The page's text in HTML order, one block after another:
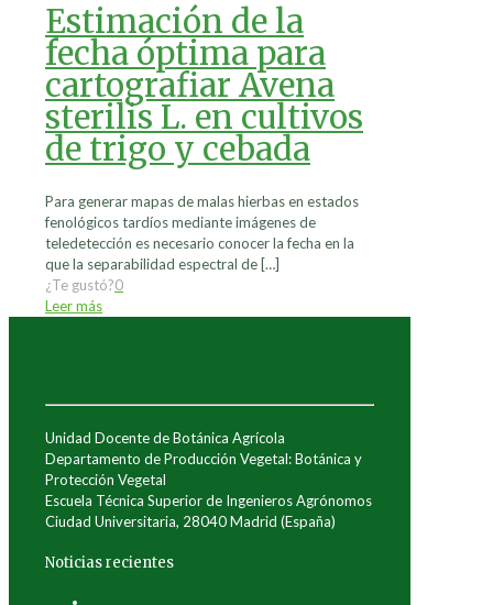
Estimación de la
fecha óptima para
cartografiar Avena
sterilis L. en cultivos
de trigo y cebada
Para generar mapas de malas hierbas en estados
fenológicos tardíos mediante imágenes de
teledetección es necesario conocer la fecha en la
que la separabilidad espectral de […]
¿Te gustó?0
Leer más
Unidad Docente de Botánica Agrícola
Departamento de Producción Vegetal: Botánica y
Protección Vegetal
Escuela Técnica Superior de Ingenieros Agrónomos
Ciudad Universitaria, 28040 Madrid (España)
Noticias recientes